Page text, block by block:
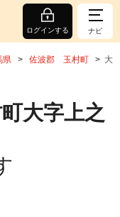
ログインする ナビ
県 佐波郡 玉村町
大
大字上之